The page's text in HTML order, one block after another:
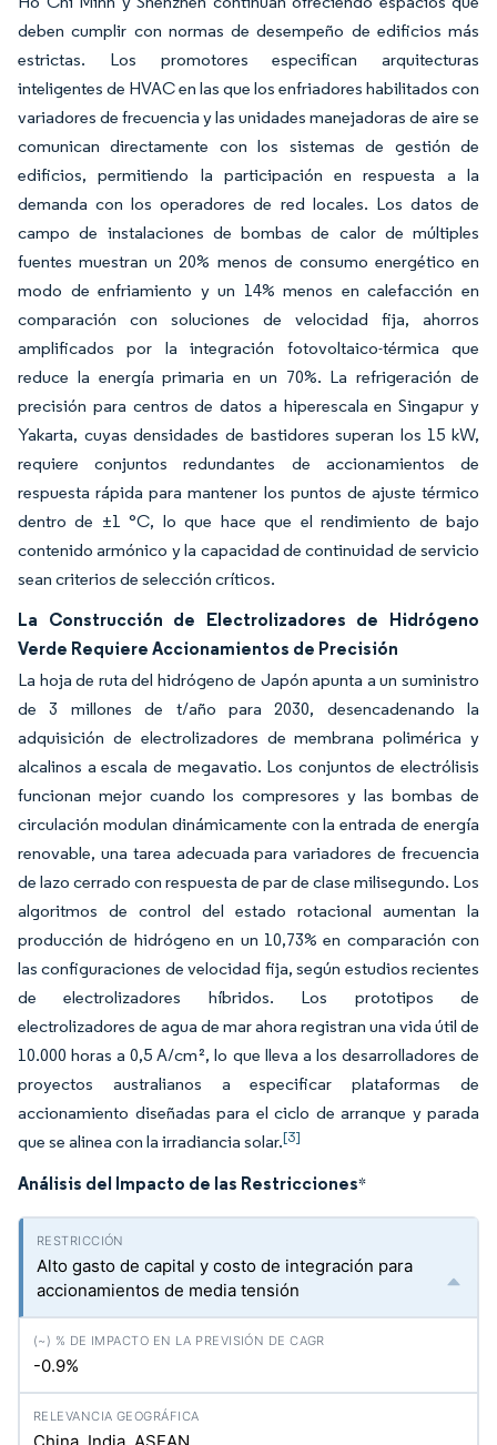
deben cumplir con normas de desempeño de edificios más
estrictas. Los promotores especifican arquitecturas
inteligentes de HVAC en las que los enfriadores habilitados con
variadores de frecuencia y las unidades manejadoras de aire se
comunican directamente con los sistemas de gestión de
edificios, permitiendo la participación en respuesta a la
demanda con los operadores de red locales. Los datos de
campo de instalaciones de bombas de calor de múltiples
fuentes muestran un 20% menos de consumo energético en
modo de enfriamiento y un 14% menos en calefacción en
comparación con soluciones de velocidad fija, ahorros
amplificados por la integración fotovoltaico-térmica que
reduce la energía primaria en un 70%. La refrigeración de
precisión para centros de datos a hiperescala en Singapur y
Yakarta, cuyas densidades de bastidores superan los 15 kW,
requiere conjuntos redundantes de accionamientos de
respuesta rápida para mantener los puntos de ajuste térmico
dentro de ±1 °C, lo que hace que el rendimiento de bajo
contenido armónico y la capacidad de continuidad de servicio
sean criterios de selección críticos.
La Construcción de Electrolizadores de Hidrógeno
Verde Requiere Accionamientos de Precisión
La hoja de ruta del hidrógeno de Japón apunta a un suministro
de 3 millones de t/año para 2030, desencadenando la
adquisición de electrolizadores de membrana polimérica y
alcalinos a escala de megavatio. Los conjuntos de electrólisis
funcionan mejor cuando los compresores y las bombas de
circulación modulan dinámicamente con la entrada de energía
renovable, una tarea adecuada para variadores de frecuencia
de lazo cerrado con respuesta de par de clase milisegundo. Los
algoritmos de control del estado rotacional aumentan la
producción de hidrógeno en un 10,73% en comparación con
las configuraciones de velocidad fija, según estudios recientes
de electrolizadores híbridos. Los prototipos de
electrolizadores de agua de mar ahora registran una vida útil de
10.000 horas a 0,5 A/cm², lo que lleva a los desarrolladores de
proyectos australianos a especificar plataformas de
accionamiento diseñadas para el ciclo de arranque y parada
que se alinea con la irradiancia solar.[3]
Análisis del Impacto de las Restricciones*
Alto gasto de capital y costo de integración para
accionamientos de media tensión
-0.9%